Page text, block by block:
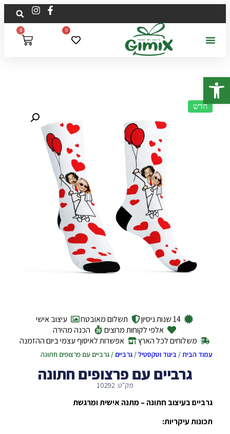
פתח סרגל נגישות
0
0
חדש
14 שנות ניסיון תשלום מאובטח
עיצוב אישי
אלפי לקוחות מרוצים
הכנה מהירה
משלוחים לכל הארץ
אפשרות לאיסוף עצמי ביום ההזמנה
עמוד הבית/ביגוד וטקסטיל/גרביים / גרביים עם פרצופים חתונה
גרביים עם פרצופים חתונה
מק"ט: 10292
גרביים בעיצוב חתונה – מתנה אישית ומרגשת
תכונות עיקריות: